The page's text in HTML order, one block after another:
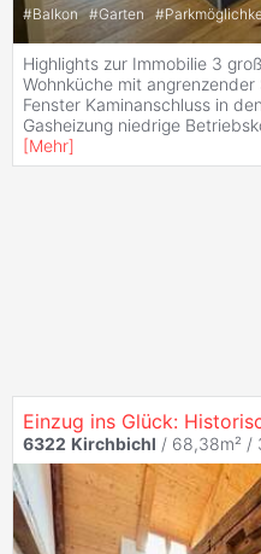
#Balkon #Garten #
Highlights zur Immobilie 3
Wohnküche mit
Fenster Kaminanschluss in
Gasheizung niedrige
[Mehr]
6322 Kirchbichl / 68,38m² /